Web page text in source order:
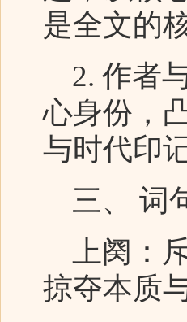
是全文的
2. 作者
心身份，
与时代印记
三、 词
上阕：
掠夺本质